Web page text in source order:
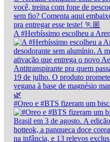
A #Herbíssimo escolheu a
#Oreo e #BTS fizeram um